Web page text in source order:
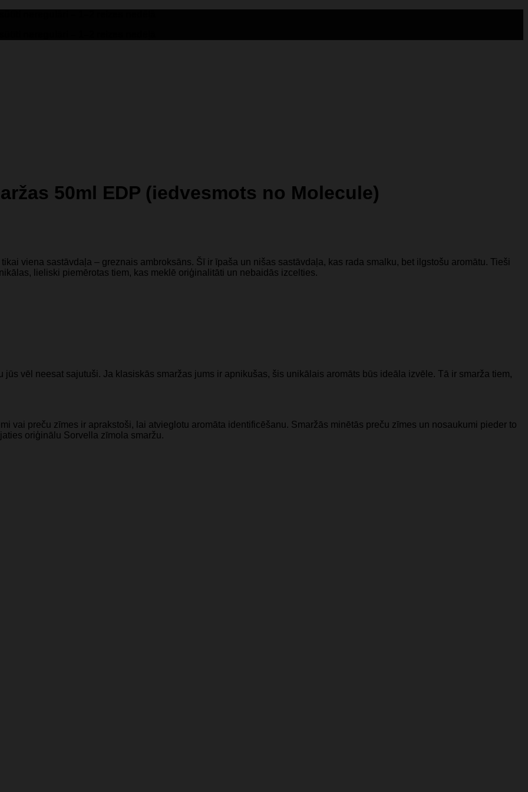
50ml EDP (iedvesmots no Molecule)
viena sastāvdaļa – greznais ambroksāns. Šī ir īpaša un nišas sastāvdaļa, kas rada smalku, bet ilgstošu aromātu. Tieši
lieliski piemērotas tiem, kas meklē oriģinalitāti un nebaidās izcelties.
vēl neesat sajutuši. Ja klasiskās smaržas jums ir apnikušas, šis unikālais aromāts būs ideāla izvēle. Tā ir smarža tiem,
vai preču zīmes ir aprakstoši, lai atvieglotu aromāta identificēšanu. Smaržās minētās preču zīmes un nosaukumi pieder to
oriģinālu Sorvella zīmola smaržu.